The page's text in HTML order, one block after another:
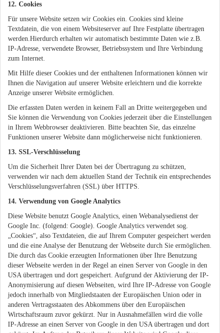
12. Cookies
Für unsere Website setzen wir Cookies ein. Cookies sind kleine
Textdatein, die von einem Websiteserver auf Ihre Festplatte übertragen
werden.Hierdurch erhalten wir automatisch bestimmte Daten wie z.B.
IP-Adresse, verwendete Browser, Betriebssystem und Ihre Verbindung
zum Internet.
Mit Hilfe dieser Cookies und der enthaltenen Informationen können wir
Ihnen die Navigation auf unserer Website erleichtern und die korrekte
Anzeige unserer Website ermöglichen.
Die erfassten Daten werden in keinem Fall an Dritte weitergegeben und
Sie können die Verwendung von Cookies jederzeit über die Einstellungen
in Ihrem Webbrowser deaktivieren. Bitte beachten Sie, das einzelne
Funktionen unserer Website dann möglicherweise nicht funktionieren.
13. SSL-Verschlüsselung
Um die Sicherheit Ihrer Daten bei der Übertragung zu schützen,
verwenden wir nach dem aktuellen Stand der Technik ein entsprechendes
Verschlüsselungsverfahren (SSL) über HTTPS.
14. Verwendung von Google Analytics
Diese Website benutzt Google Analytics, einen Webanalysedienst der
Google Inc. (folgend: Google). Google Analytics verwendet sog.
„Cookies“, also Textdateien, die auf Ihrem Computer gespeichert werden
und die eine Analyse der Benutzung der Webseite durch Sie ermöglichen.
Die durch das Cookie erzeugten Informationen über Ihre Benutzung
dieser Webseite werden in der Regel an einen Server von Google in den
USA übertragen und dort gespeichert. Aufgrund der Aktivierung der IP-
Anonymisierung auf diesen Webseiten, wird Ihre IP-Adresse von Google
jedoch innerhalb von Mitgliedstaaten der Europäischen Union oder in
anderen Vertragsstaaten des Abkommens über den Europäischen
Wirtschaftsraum zuvor gekürzt. Nur in Ausnahmefällen wird die volle
IP-Adresse an einen Server von Google in den USA übertragen und dort